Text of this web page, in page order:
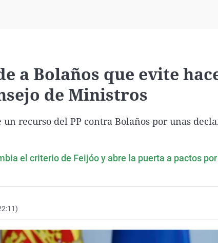
Vascoa Bolaños que evite
de Ministros
recurso del PP contra Bolaños por unas
el criterio de Feijóo y abre la puerta a pactos